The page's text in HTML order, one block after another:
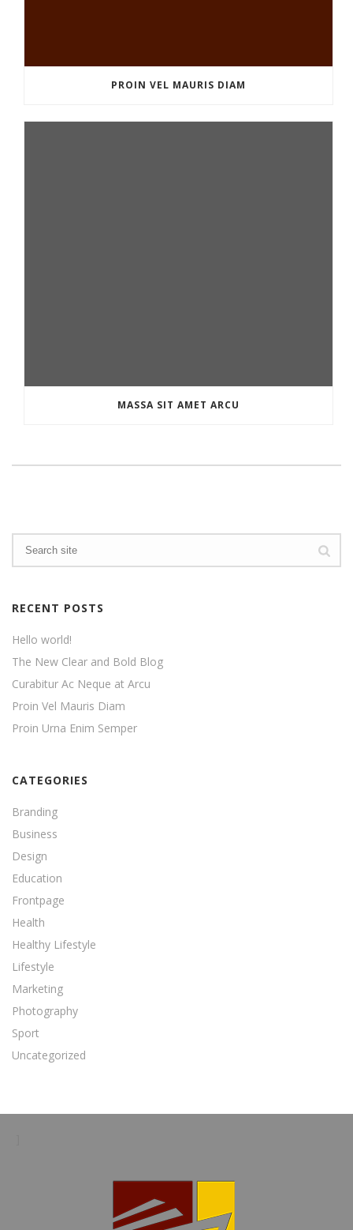
PROIN VEL MAURIS DIAM
MASSA SIT AMET ARCU
RECENT POSTS
Hello world!
The New Clear and Bold Blog
Curabitur Ac Neque at Arcu
Proin Vel Mauris Diam
Proin Urna Enim Semper
CATEGORIES
Branding
Business
Design
Education
Frontpage
Health
Healthy Lifestyle
Lifestyle
Marketing
Photography
Sport
Uncategorized